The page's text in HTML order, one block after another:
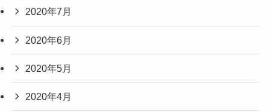
2020年7月
2020年6月
2020年5月
2020年4月